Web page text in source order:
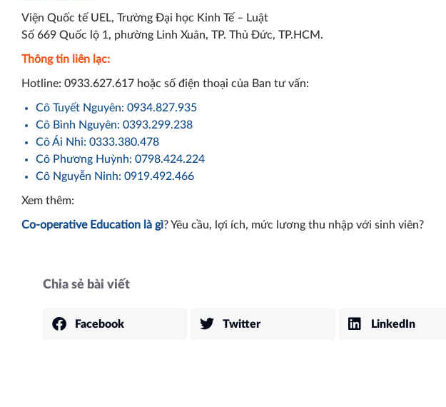
Viện Quốc tế UEL, Trường Đại học Kinh Tế – Luật
Số 669 Quốc lộ 1, phường Linh Xuân, TP. Thủ Đức, TP.HCM.
Thông tin liên lạc:
Hotline: 0933.627.617 hoặc số điện thoại của Ban tư vấn:
Cô Tuyết Nguyên: 0934.827.935
Cô Bình Nguyên: 0393.299.238
Cô Ái Nhi: 0333.380.478
Cô Phương Huỳnh: 0798.424.224
Cô Nguyễn Ninh: 0919.492.466
Xem thêm:
Co-operative Education là gì? Yêu cầu, lợi ích, mức lương thu nhập với sinh viên?
Chia sẻ bài viết
Facebook Twitter LinkedIn